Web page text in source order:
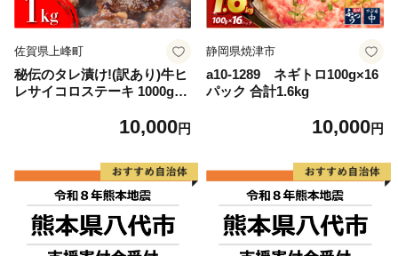
佐賀県上峰町
秘伝のタレ漬け!(訳あり)牛ヒ
レサイコロステーキ 1000g
10,000円
静岡県焼津市
a10-1289 ネギトロ100g×16
パック 合計1.6kg
10,000円